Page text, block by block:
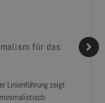
für das
Linienführung zeigt